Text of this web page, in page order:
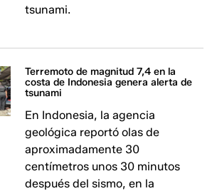
tsunami.
Terremoto de magnitud 7,4 en la
costa de Indonesia genera alerta de
tsunami
En Indonesia, la agencia
geológica reportó olas de
aproximadamente 30
centímetros unos 30 minutos
después del sismo, en la